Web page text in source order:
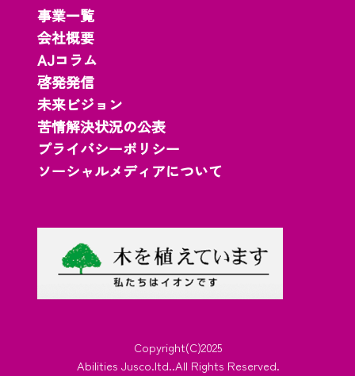
事業一覧
会社概要
AJコラム
啓発発信
未来ビジョン
苦情解決状況の公表
プライバシーポリシー
ソーシャルメディアについて
Copyright(C)2025
Abilities Jusco.ltd..All Rights Reserved.